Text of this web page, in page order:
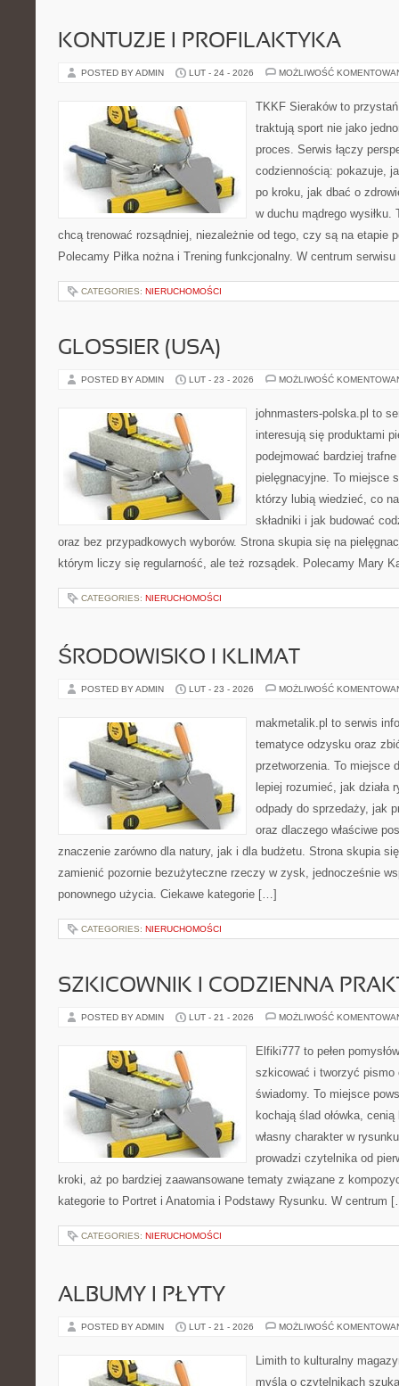
KONTUZJE I PROFILAKTYKA
POSTED BY ADMIN LUT - 24 - 2026 MOŻLIWOŚĆ
TKKF Sieraków to
traktują sport nie jako
proces. Serwis łączy
codziennością: pokazuje,
po kroku, jak dbać o
w duchu mądrego
chcą trenować rozsądniej, niezależnie od tego, czy są na etapie
Polecamy Piłka nożna i Trening funkcjonalny. W centrum
CATEGORIES: NIERUCHOMOŚCI
GLOSSIER (USA)
POSTED BY ADMIN LUT - 23 - 2026 MOŻLIWOŚĆ
johnmasters-polska.pl to
interesują się produktami
podejmować bardziej
pielęgnacyjne. To miejsce
którzy lubią wiedzieć, co
składniki i jak budować
oraz bez przypadkowych wyborów. Strona skupia się na
którym liczy się regularność, ale też rozsądek. Polecamy Mary
CATEGORIES: NIERUCHOMOŚCI
ŚRODOWISKO I KLIMAT
POSTED BY ADMIN LUT - 23 - 2026 MOŻLIWOŚĆ
makmetalik.pl to serwis
tematyce odzysku oraz
przetworzenia. To miejsce
lepiej rozumieć, jak działa
odpady do sprzedaży, jak
oraz dlaczego właściwe
znaczenie zarówno dla natury, jak i dla budżetu. Strona skupia
zamienić pozornie bezużyteczne rzeczy w zysk, jednocześnie
ponownego użycia. Ciekawe kategorie […]
CATEGORIES: NIERUCHOMOŚCI
SZKICOWNIK I CODZIENNA
POSTED BY ADMIN LUT - 21 - 2026 MOŻLIWOŚĆ
Elfiki777 to pełen
szkicować i tworzyć pismo
świadomy. To miejsce
kochają ślad ołówka,
własny charakter w
prowadzi czytelnika od
kroki, aż po bardziej zaawansowane tematy związane z
kategorie to Portret i Anatomia i Podstawy Rysunku. W centrum
CATEGORIES: NIERUCHOMOŚCI
ALBUMY I PŁYTY
POSTED BY ADMIN LUT - 21 - 2026 MOŻLIWOŚĆ
Limith to kulturalny
myślą o czytelnikach